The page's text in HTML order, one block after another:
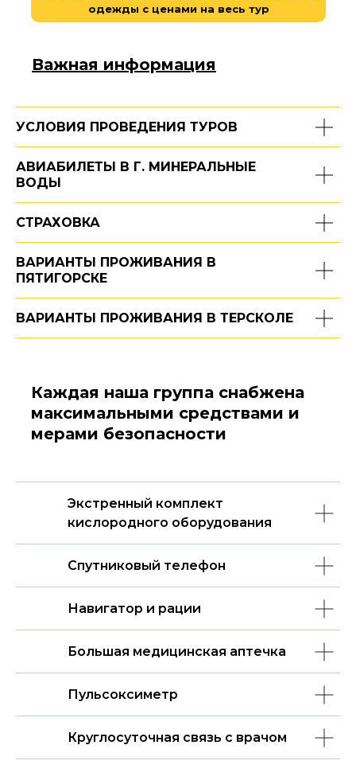
одежды с ценами на весь тур
Важная информация
УСЛОВИЯ ПРОВЕДЕНИЯ ТУРОВ
АВИАБИЛЕТЫ В Г. МИНЕРАЛЬНЫЕ
ВОДЫ
СТРАХОВКА
ВАРИАНТЫ ПРОЖИВАНИЯ В
ПЯТИГОРСКЕ
ВАРИАНТЫ ПРОЖИВАНИЯ В ТЕРСКОЛЕ
Каждая наша группа снабжена
максимальными средствами и
мерами безопасности
Экстренный комплект
кислородного оборудования
Спутниковый телефон
Навигатор и рации
Большая медицинская аптечка
Пульсоксиметр
Круглосуточная связь с врачом